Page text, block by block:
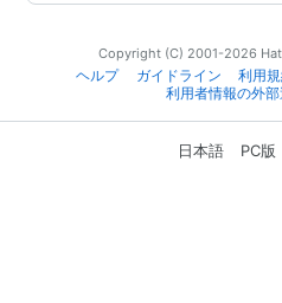
Copyright (C) 2001-2026
ヘルプ
ガイドライン 利用
利用者情報の外
日本語 PC版